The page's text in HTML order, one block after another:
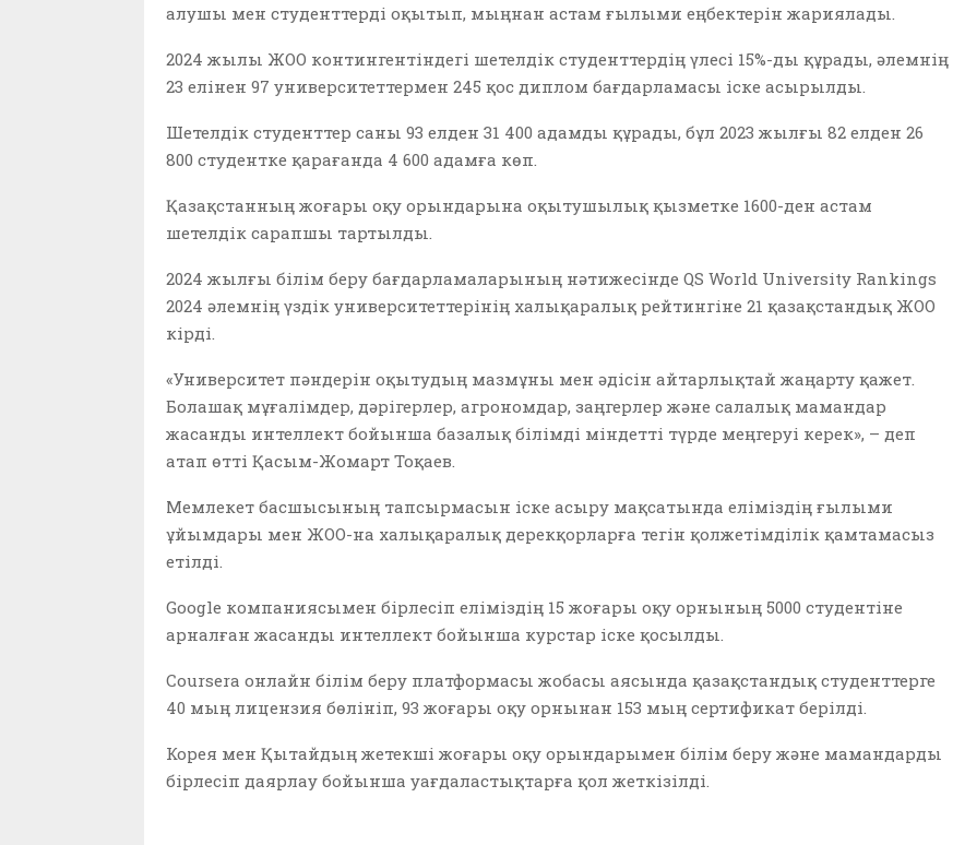
алушы мен студенттерді оқытып, мыңнан астам ғылыми еңбектерін жариялады.
2024 жылы ЖОО контингентіндегі шетелдік студенттердің үлесі 15%-ды құрады, әлемнің
23 елінен 97 университеттермен 245 қос диплом бағдарламасы іске асырылды.
Шетелдік студенттер саны 93 елден 31 400 адамды құрады, бұл 2023 жылғы 82 елден 26
800 студентке қарағанда 4 600 адамға көп.
Қазақстанның жоғары оқу орындарына оқытушылық қызметке 1600-ден астам
шетелдік сарапшы тартылды.
2024 жылғы білім беру бағдарламаларының нәтижесінде QS World University Rankings
2024 әлемнің үздік университеттерінің халықаралық рейтингіне 21 қазақстандық ЖОО
кірді.
«Университет пәндерін оқытудың мазмұны мен әдісін айтарлықтай жаңарту қажет.
Болашақ мұғалімдер, дәрігерлер, агрономдар, заңгерлер және салалық мамандар
жасанды интеллект бойынша базалық білімді міндетті түрде меңгеруі керек», – деп
атап өтті Қасым-Жомарт Тоқаев.
Мемлекет басшысының тапсырмасын іске асыру мақсатында еліміздің ғылыми
ұйымдары мен ЖОО-на халықаралық дерекқорларға тегін қолжетімділік қамтамасыз
етілді.
Google компаниясымен бірлесіп еліміздің 15 жоғары оқу орнының 5000 студентіне
арналған жасанды интеллект бойынша курстар іске қосылды.
Coursera онлайн білім беру платформасы жобасы аясында қазақстандық студенттерге
40 мың лицензия бөлініп, 93 жоғары оқу орнынан 153 мың сертификат берілді.
Корея мен Қытайдың жетекші жоғары оқу орындарымен білім беру және мамандарды
бірлесіп даярлау бойынша уағдаластықтарға қол жеткізілді.